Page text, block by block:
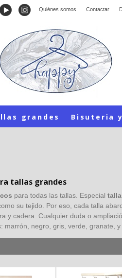
Quiénes somos Contactar
grandes Bisuteria
tallas grandes
para todas las tallas. Especial
su tejido. Por eso, cada talla
y cadera. Cualquier duda o
marrón, negro, gris, verde, granate,